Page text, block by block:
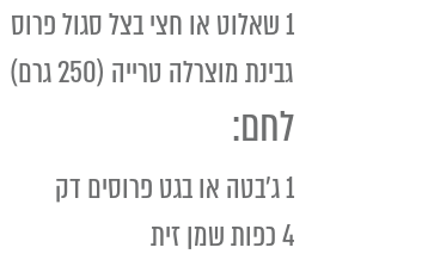
1 שאלוט או חצי בצל סגול פרוס
גבינת מוצרלה טרייה (250 גרם)
לחם:
1 ג'בטה או בגט פרוסים דק
4 כפות שמן זית